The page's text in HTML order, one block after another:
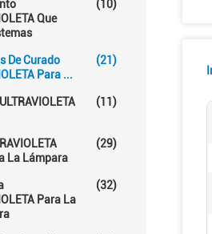
Que
(10)
De Curado
Para ...
(21)
(11)
La Lámpara
(29)
Para La
(32)